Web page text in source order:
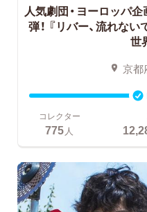
人気劇団・ヨーロッパ
弾！ 『リバー、流れない
世
京都
コレクター
775人